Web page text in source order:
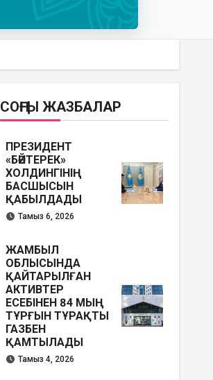
СОҢҒЫ ЖАЗБАЛАР
ПРЕЗИДЕНТ
«БӘЙТЕРЕК»
ХОЛДИНГІНІҢ
БАСШЫСЫН
ҚАБЫЛДАДЫ
Тамыз 6, 2026
ЖАМБЫЛ
ОБЛЫСЫНДА
ҚАЙТАРЫЛҒАН
АКТИВТЕР
ЕСЕБІНЕН 84 МЫҢ
ТҰРҒЫН ТҰРАҚТЫ
ГАЗБЕН
ҚАМТЫЛАДЫ
Тамыз 4, 2026